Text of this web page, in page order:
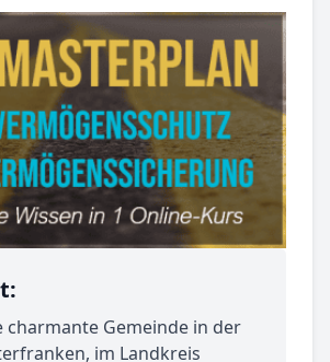
charmante Gemeinde in der
im Landkreis